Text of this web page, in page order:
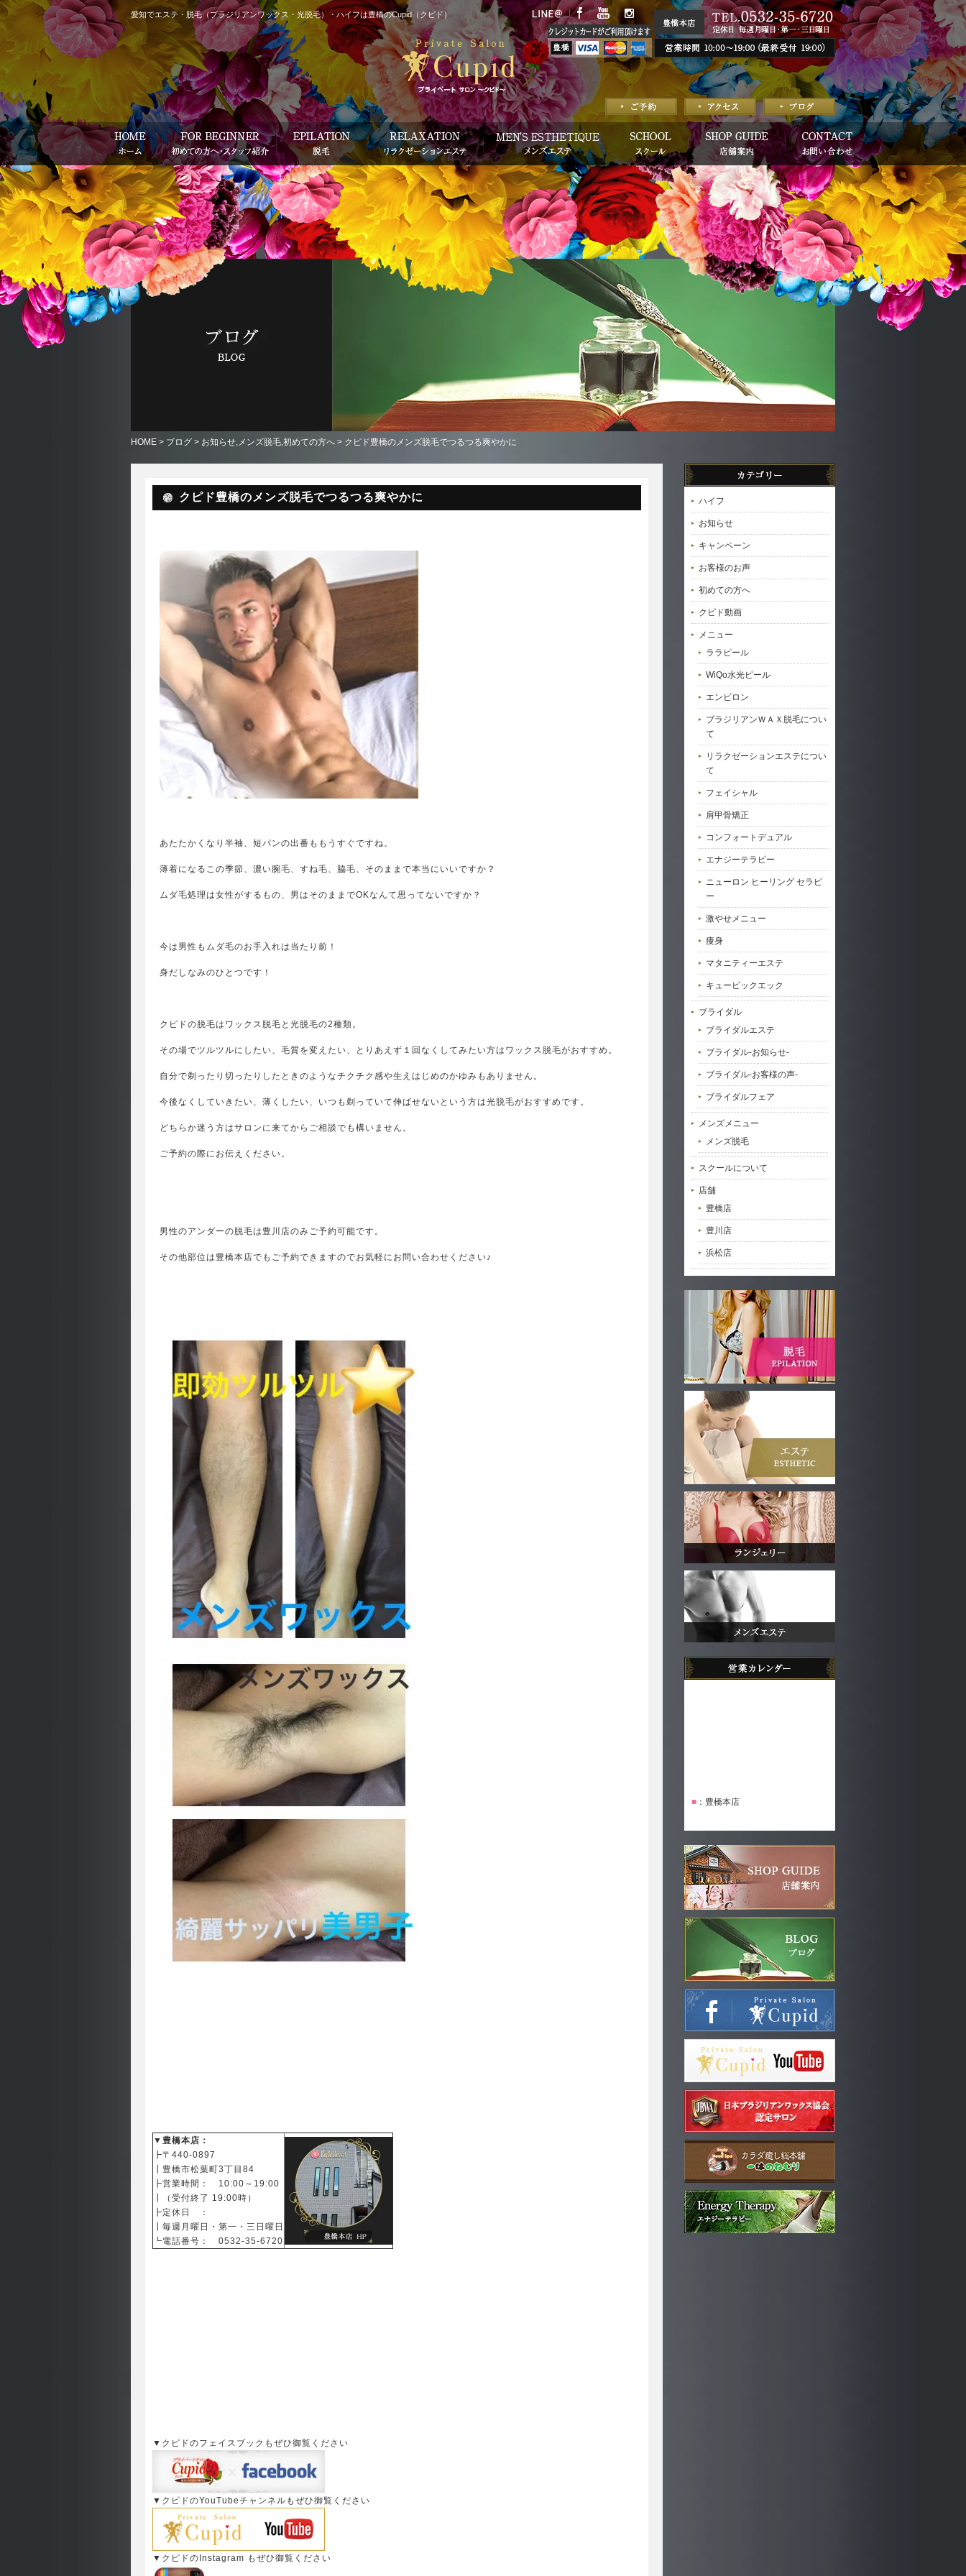
愛知でエステ・脱毛（ブラジリアンワックス・光脱毛）・ハイフは豊橋のCupid（クピド）
HOME > ブログ > お知らせ,メンズ脱毛,初めての方へ > クピド豊橋のメンズ脱毛でつるつる爽やかに
クピド豊橋のメンズ脱毛でつるつる爽やかに
あたたかくなり半袖、短パンの出番ももうすぐですね。
薄着になるこの季節、濃い腕毛、すね毛、脇毛、そのままで本当にいいですか？
ムダ毛処理は女性がするもの、男はそのままでOKなんて思ってないですか？
今は男性もムダ毛のお手入れは当たり前！
身だしなみのひとつです！
クピドの脱毛はワックス脱毛と光脱毛の2種類。
その場でツルツルにしたい、毛質を変えたい、とりあえず１回なくしてみたい方はワックス脱毛がおすすめ。
自分で剃ったり切ったりしたときのようなチクチク感や生えはじめのかゆみもありません。
今後なくしていきたい、薄くしたい、いつも剃っていて伸ばせないという方は光脱毛がおすすめです。
どちらか迷う方はサロンに来てからご相談でも構いません。
ご予約の際にお伝えください。
男性のアンダーの脱毛は豊川店のみご予約可能です。
その他部位は豊橋本店でもご予約できますのでお気軽にお問い合わせください♪
▼豊橋本店：
┣〒440-0897
豊橋市松葉町3丁目84
┣営業時間： 10:00～19:00
┃（受付終了 19:00時）
┣定休日 ：
┃毎週月曜日・第一・三日曜日
┗電話番号： 0532-35-6720
▼クピドのフェイスブックもぜひ御覧ください
▼クピドのYouTubeチャンネルもぜひ御覧ください
▼クピドのInstagram もぜひ御覧ください
ハイフ
お知らせ
キャンペーン
お客様のお声
初めての方へ
クピド動画
メニュー
ララピール
WiQo水光ピール
エンビロン
ブラジリアンＷＡＸ脱毛につい
て
リラクゼーションエステについ
て
フェイシャル
肩甲骨矯正
コンフォートデュアル
エナジーテラピー
ニューロン ヒーリング セラピ
ー
激やせメニュー
痩身
マタニティーエステ
キュービックエック
ブライダル
ブライダルエステ
ブライダル-お知らせ-
ブライダル-お客様の声-
ブライダルフェア
メンズメニュー
メンズ脱毛
スクールについて
店舗
豊橋店
豊川店
浜松店
■ ：豊橋本店